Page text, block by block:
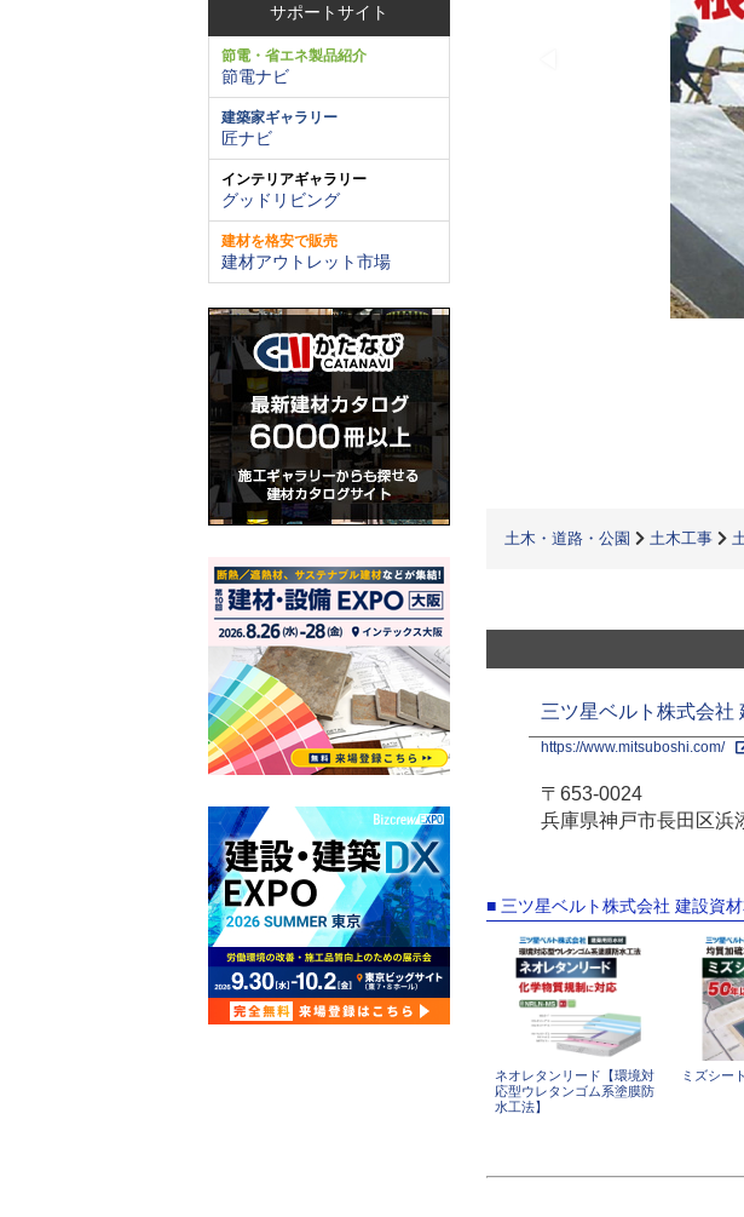
サポートサイト
節電・省エネ製品紹介
節電ナビ
建築家ギャラリー
匠ナビ
インテリアギャラリー
グッドリビング
建材を格安で販売
建材アウトレット市場
土木・道路・公園 土木工事
三ツ星ベルト株式会社
https://www.mitsuboshi.com/
〒653-0024
兵庫県神戸市長田区浜
■ 三ツ星ベルト株式会社 建設資
ネオレタンリード【環境対
応型ウレタンゴム系塗膜防
水工法】
ミズシー